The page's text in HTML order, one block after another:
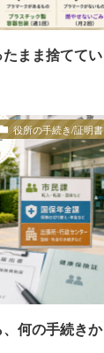
たまま捨ててい
役所の手続き/証明書
、何の手続きか